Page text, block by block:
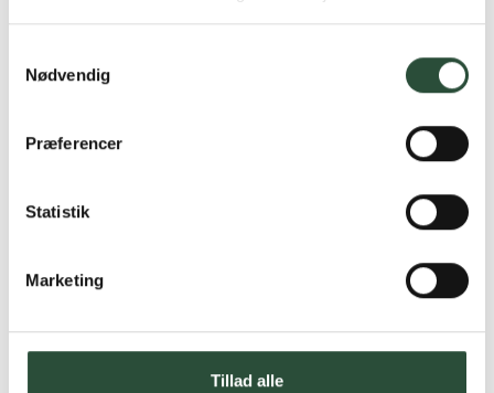
Nødvendig
Præferencer
Statistik
Marketing
Tillad alle
produkter – altid til fast lav pris.
Læs mere om Uglecare.dk her